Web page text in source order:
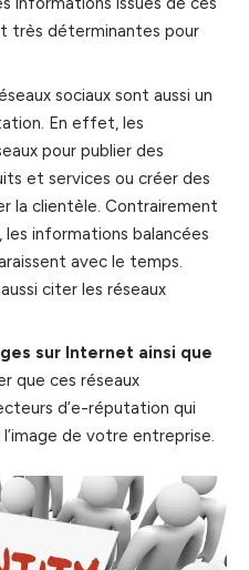
très déterminantes pour
sociaux sont aussi un
En effet, les
pour publier des
et services ou créer des
la clientèle. Contrairement
informations balancées
avec le temps.
citer les réseaux
sur Internet ainsi que
que ces réseaux
d’e-réputation qui
de votre entreprise.